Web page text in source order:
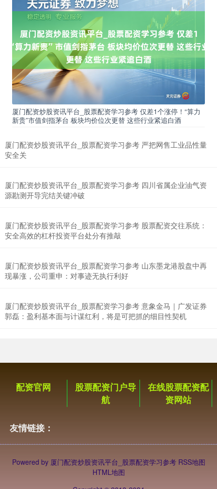
期指IC0 7877.80 +2.13%
上证综指 3940.04 +39.68 +1.02%
深证成指 14311.01 +200.89 +1.42%
北证50 1134.24 +11.37 +1.01%
厦门配资炒股资讯平台_股票配资学习参考 仅差1个涨停！“算力
新贵”市值剑指茅台 板块均价位次更替 这些行业紧追白酒
厦门配资炒股资讯平台_股票配资学习参考 严把网售工业品性量
安全关
厦门配资炒股资讯平台_股票配资学习参考 四川省属企业油气资
源勘测开导完结关键冲破
厦门配资炒股资讯平台_股票配资学习参考 股票配资交往系统：
安全高效的杠杆投资平台处分有推敲
厦门配资炒股资讯平台_股票配资学习参考 山东墨龙港股盘中再
现暴涨，公司重申：对事迹无执行利好
厦门配资炒股资讯平台_股票配资学习参考 意象金马｜广发证券
郭磊：盈利基本面与计谋红利，将是可把抓的细目性契机
配资官网
股票配资门户导
航
在线股票配资配
资网站
友情链接：
Powered by 厦门配资炒股资讯平台_股票配资学习参考 RSS地图
HTML地图